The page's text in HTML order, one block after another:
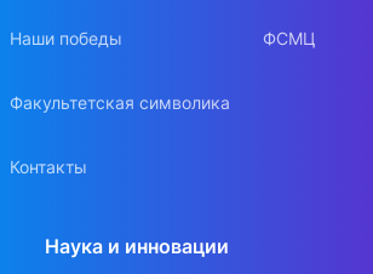
Наши победы
Факультетская символика
Контакты
ФСМЦ
Наука и инновации